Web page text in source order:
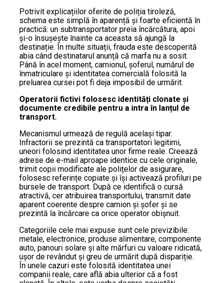
Potrivit explicațiilor oferite de poliția tiroleză,
schema este simplă în aparență și foarte eficientă în
practică: un subtransportator preia încărcătura, apoi
și-o însușește înainte ca aceasta să ajungă la
destinație. În multe situații, frauda este descoperită
abia când destinatarul anunță că marfa nu a sosit.
Până în acel moment, camionul, șoferul, numărul de
înmatriculare și identitatea comercială folosită la
preluarea cursei pot fi deja imposibil de urmărit.
Operatorii fictivi folosesc identități clonate și
documente credibile pentru a intra în lanțul de
transport.
Mecanismul urmează de regulă același tipar.
Infractorii se prezintă ca transportatori legitimi,
uneori folosind identitatea unor firme reale. Creează
adrese de e-mail aproape identice cu cele originale,
trimit copii modificate ale polițelor de asigurare,
folosesc referințe copiate și își activează profiluri pe
bursele de transport. După ce identifică o cursă
atractivă, cer atribuirea transportului, transmit date
aparent coerente despre camion și șofer și se
prezintă la încărcare ca orice operator obișnuit.
Categoriile cele mai expuse sunt cele previzibile:
metale, electronice, produse alimentare, componente
auto, panouri solare și alte mărfuri cu valoare ridicată,
ușor de revândut și greu de urmărit după dispariție.
În unele cazuri este folosită identitatea unei
companii reale, care află abia ulterior că a fost